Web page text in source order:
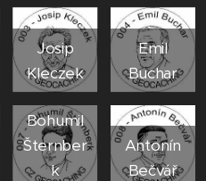
Josip
Kleczek
Emil
Buchar
Bohumil
Šternber
k
Antonín
Bečvář